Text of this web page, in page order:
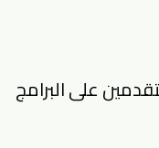
على البرامج